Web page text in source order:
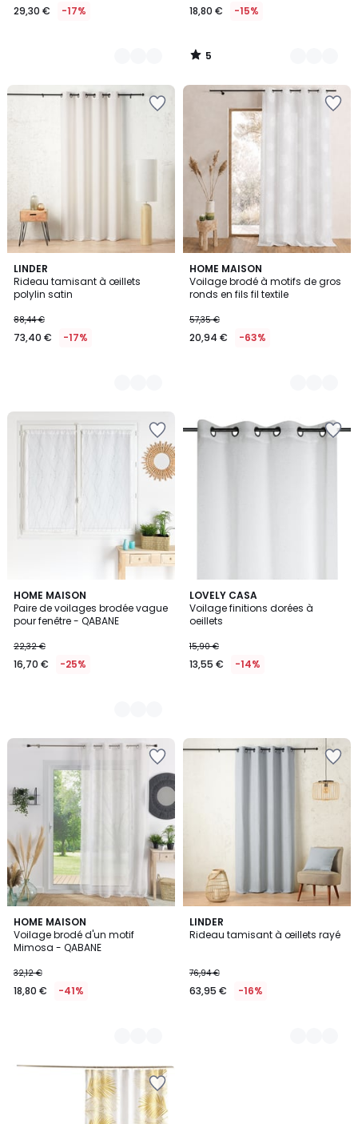
29,30 € -17% 18,80 € -15%
5
/
LINDER
Rideau tamisant à œillets
polylin satin
88,44 €
73,40 € -17%
7
Couleurs
HOME MAISON
Voilage brodé à motifs de gros
ronds en fils fil textile
57,35 €
20,94 € -63%
3
Couleurs
HOME MAISON
Paire de voilages brodée vague
pour fenêtre - QABANE
22,32 €
16,70 € -25%
3
Couleurs
LOVELY CASA
Voilage finitions dorées à
oeillets
15,90 €
13,55 € -14%
HOME MAISON
Voilage brodé d'un motif
Mimosa - QABANE
32,12 €
18,80 € -41%
2
Couleurs
LINDER
Rideau tamisant à œillets rayé
76,94 €
63,95 € -16%
4
Couleurs